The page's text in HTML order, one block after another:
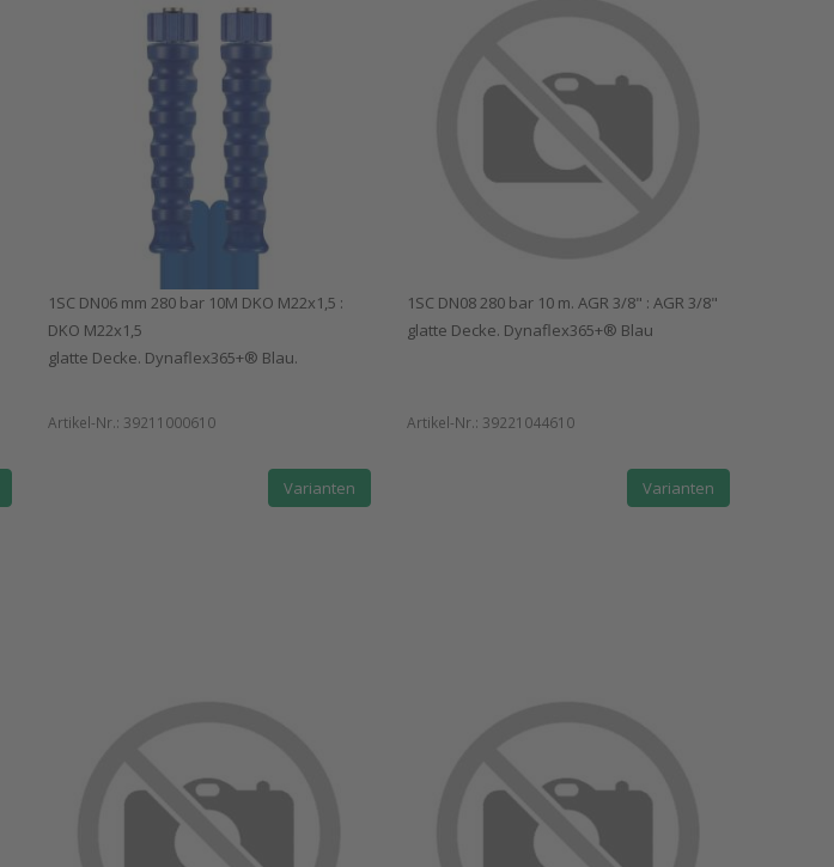
1SC DN06 mm 280 bar 10M DKO M22x1,5 :
DKO M22x1,5
glatte Decke. Dynaflex365+® Blau.
Artikel-Nr.: 39211000610
Varianten
1SC DN08 280 bar 10 m. AGR 3/8" : AGR 3/8"
glatte Decke. Dynaflex365+® Blau
Artikel-Nr.: 39221044610
Varianten